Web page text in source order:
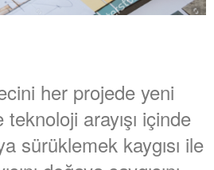
her projede yeni
arayışı içinde
sürüklemek kaygısı ile